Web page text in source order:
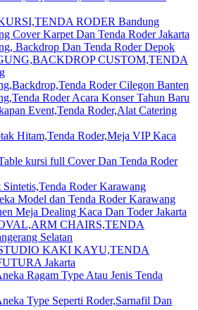
RODER Bandung
Cover Karpet Dan Tenda Roder Jakarta
Backdrop Dan Tenda Roder Depok
CUSTOM,TENDA
Roder Cilegon Banten
Roder Acara Konser Tahun Baru
Event,Tenda Roder,Alat Catering
Hitam,Tenda Roder,Meja VIP Kaca
kursi full Cover Dan Tenda Roder
Sintetis,Tenda Roder Karawang
Model dan Tenda Roder Karawang
Meja Dealing Kaca Dan Toder Jakarta
OVAL,ARM CHAIRS,TENDA
Selatan
STUDIO KAKI KAYU,TENDA
Jakarta
Ragam Type Atau Jenis Tenda
Type Seperti Roder,Sarnafil Dan